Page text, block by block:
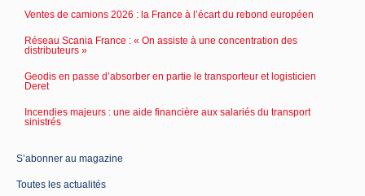
Ventes de camions 2026 : la France à l’écart du rebond européen
Réseau Scania France : « On assiste à une concentration des
distributeurs »
Geodis en passe d’absorber en partie le transporteur et logisticien
Deret
Incendies majeurs : une aide financière aux salariés du transport
sinistrés
S’abonner au magazine
Toutes les actualités